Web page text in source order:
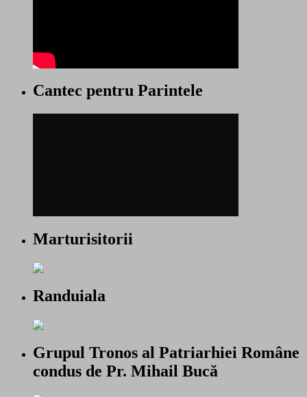
Cantec pentru Parintele
Marturisitorii
Randuiala
Grupul Tronos al Patriarhiei Române
condus de Pr. Mihail Bucă